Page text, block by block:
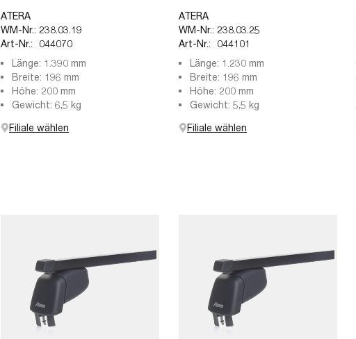
ATERA
WM-Nr.: 238.03.19
Art-Nr.:
044070
Länge: 1.390 mm
Breite: 196 mm
Höhe: 200 mm
Gewicht: 6,5 kg
Filiale wählen
ATERA
WM-Nr.: 238.03.25
Art-Nr.:
044101
Länge: 1.230 mm
Breite: 196 mm
Höhe: 200 mm
Gewicht: 5,5 kg
Filiale wählen